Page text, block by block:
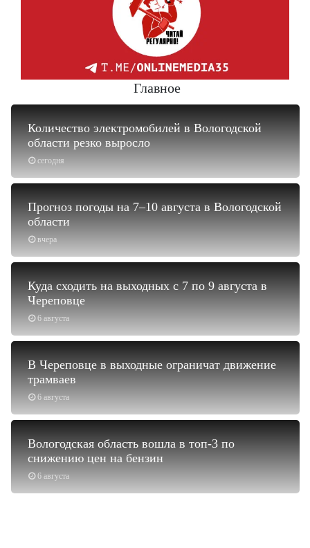
Главное
сегодня
Количество электромобилей в Вологодской
области резко выросло
вчера
Прогноз погоды на 7–10 августа в Вологодской
области
6 августа
Куда сходить на выходных с 7 по 9 августа в
Череповце
6 августа
В Череповце в выходные ограничат движение
трамваев
6 августа
Вологодская область вошла в топ-3 по
снижению цен на бензин